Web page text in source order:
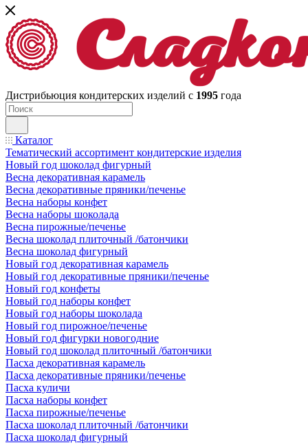
Дистрибьюция кондитерских изделий с 1995 года
Каталог
Тематический ассортимент кондитерские изделия
Новый год шоколад фигурный
Весна декоративная карамель
Весна декоративные пряники/печенье
Весна наборы конфет
Весна наборы шоколада
Весна пирожные/печенье
Весна шоколад плиточный /батончики
Весна шоколад фигурный
Новый год декоративная карамель
Новый год декоративные пряники/печенье
Новый год конфеты
Новый год наборы конфет
Новый год наборы шоколада
Новый год пирожное/печенье
Новый год фигурки новогодние
Новый год шоколад плиточный /батончики
Пасха декоративная карамель
Пасха декоративные пряники/печенье
Пасха куличи
Пасха наборы конфет
Пасха пирожные/печенье
Пасха шоколад плиточный /батончики
Пасха шоколад фигурный